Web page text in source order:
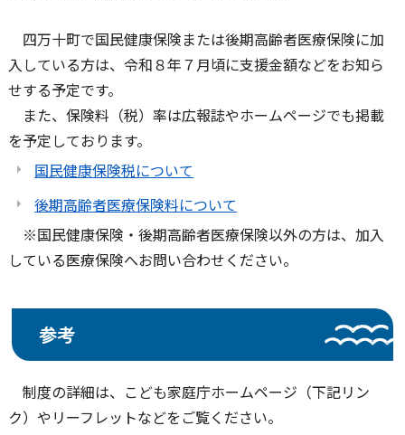
四万十町で国民健康保険または後期高齢者医療保険に加
入している方は、令和８年７月頃に支援金額などをお知ら
せする予定です。
また、保険料（税）率は広報誌やホームページでも掲載
を予定しております。
国民健康保険税について
後期高齢者医療保険料について
※国民健康保険・後期高齢者医療保険以外の方は、加入
している医療保険へお問い合わせください。
参考
制度の詳細は、こども家庭庁ホームページ（下記リン
ク）やリーフレットなどをご覧ください。